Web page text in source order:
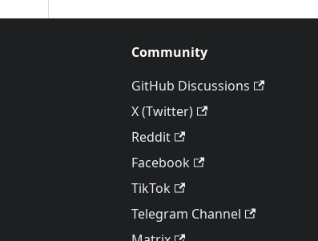
Community
GitHub Discussions
X (Twitter)
Reddit
Facebook
TikTok
Telegram Channel